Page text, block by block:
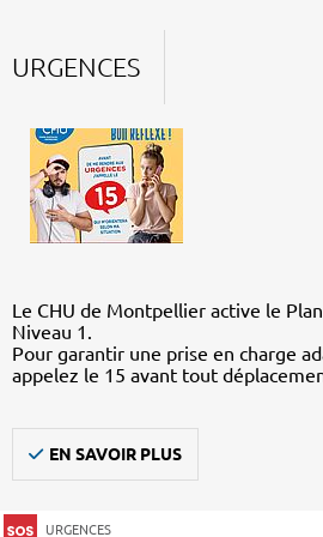
URGENCES
Le CHU de Montpellier active le
Niveau 1.
Pour garantir une prise en charge
appelez le 15 avant tout
EN SAVOIR PLUS
URGENCES